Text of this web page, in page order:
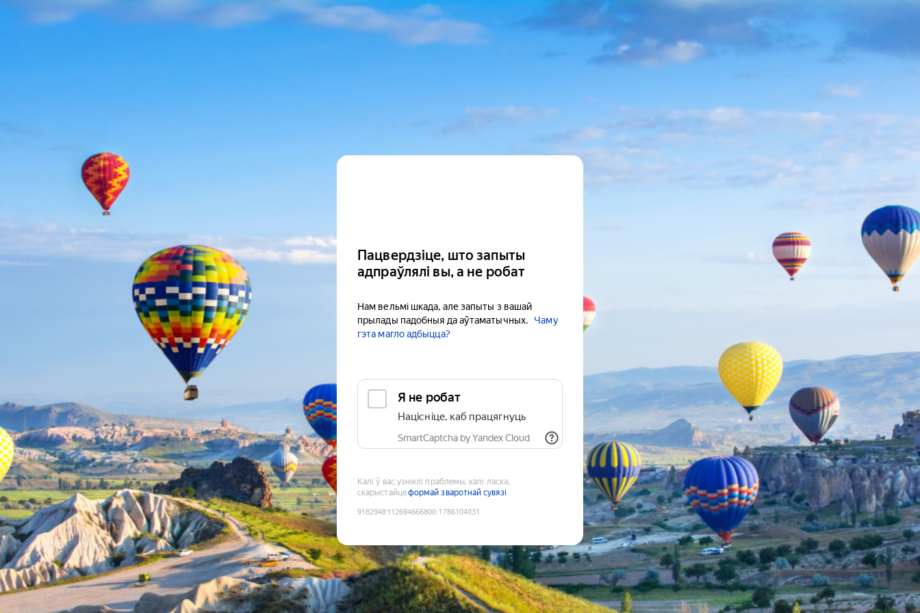
Пацвердзіце, што запыты
адпраўлялі вы, а не робат
Нам вельмі шкада, але запыты з вашай
прылады падобныя да аўтаматычных.
Чаму
гэта магло адбыцца?
Я не робат
Націсніце, каб працягнуць
SmartCaptcha by Yandex Cloud
Калі ў вас узніклі праблемы, калі ласка,
скарыстайцеформай зваротнай сувязі
9182948112694666800:1786104031